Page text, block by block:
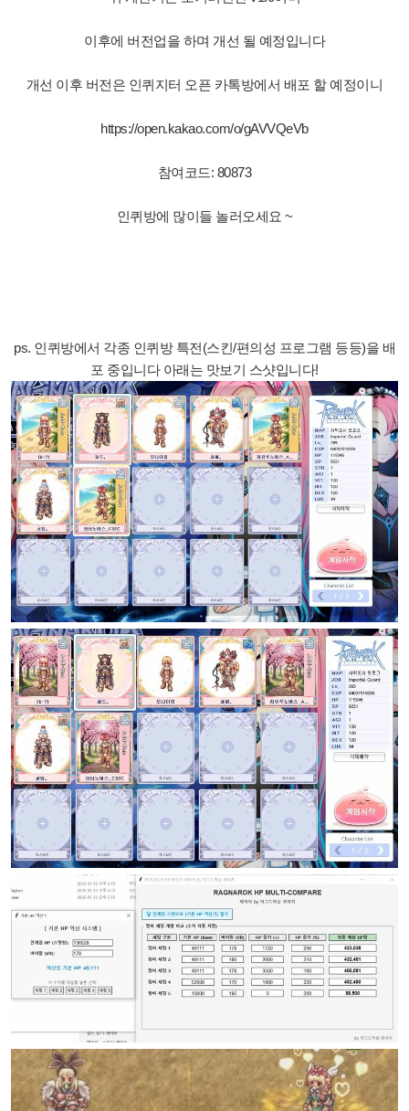
이후에 버전업을 하며 개선 될 예정입니다
개선 이후 버전은 인퀴지터 오픈 카톡방에서 배포 할 예정이니
https://open.kakao.com/o/gAVVQeVb
참여코드: 80873
인퀴방에 많이들 놀러오세요 ~
ps. 인퀴방에서 각종 인퀴방 특전(스킨/편의성 프로그램 등등)을 배
포 중입니다 아래는 맛보기 스샷입니다!